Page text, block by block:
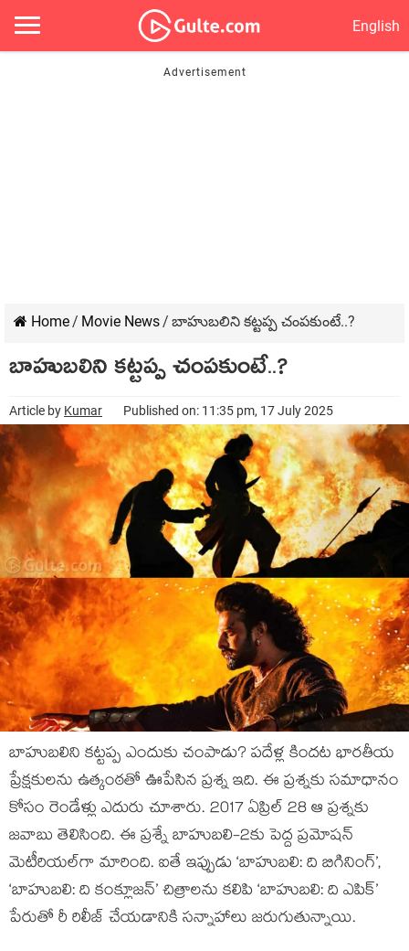
English
Home/ Movie News/ బాహుబలిని కట్టప్ప చంపకుంటే..?
బాహుబలిని కట్టప్ప చంపకుంటే..?
Article by Kumar Published on: 11:35 pm, 17 July 2025
బాహుబలిని కట్టప్ప ఎందుకు చంపాడు? పదేళ్ల కిందట భారతీయ
ప్రేక్షకులను ఉత్కంఠతో ఊపేసిన ప్రశ్న ఇది. ఈ ప్రశ్నకు సమాధానం
కోసం రెండేళ్లు ఎదురు చూశారు. 2017 ఏప్రిల్ 28 ఆ ప్రశ్నకు
జవాబు తెలిసింది. ఈ ప్రశ్నే బాహుబలి-2కు పెద్ద ప్రమోషన్
మెటీరియల్‌గా మారింది. ఐతే ఇప్పుడు ‘బాహుబలి: ది బిగినింగ్’,
‘బాహుబలి: ది కంక్లూజన్’ చిత్రాలను కలిపి ‘బాహుబలి: ది ఎపిక్’
పేరుతో రీ రిలీజ్ చేయడానికి సన్నాహాలు జరుగుతున్నాయి.